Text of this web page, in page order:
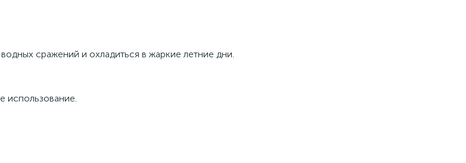
сражений и охладиться в жаркие летние дни.
использование.